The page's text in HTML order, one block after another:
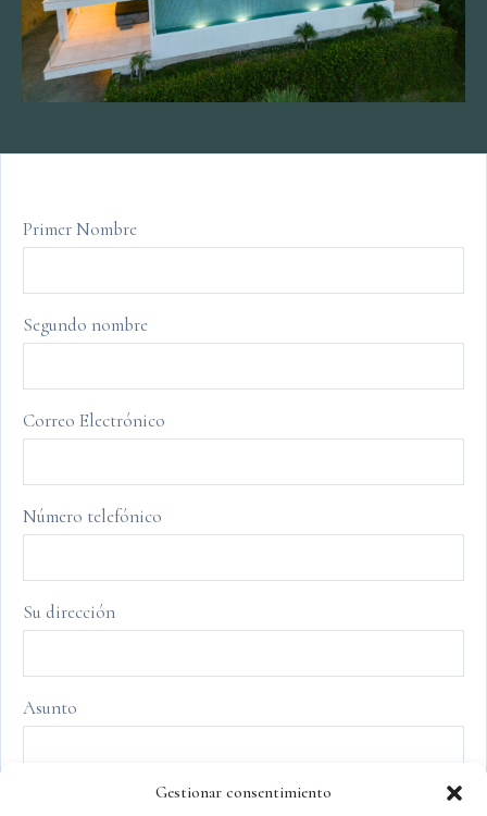
Gestionar consentimiento
Primer Nombre
Segundo nombre
Correo Electrónico
Número telefónico
Su dirección
Asunto